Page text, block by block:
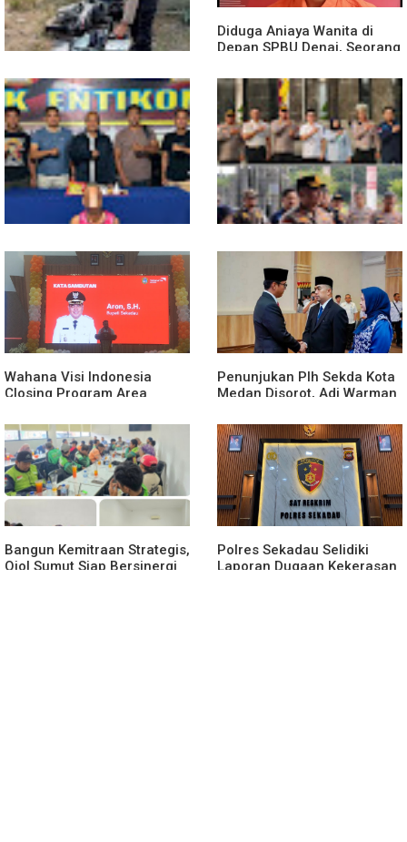
Truk Kontainer Oleng Tabrak
Vario, Warga Kapuas
Meninggal di Dusun Mak
Tampong
Diduga Aniaya Wanita di
Depan SPBU Denai, Seorang
Medan Area
Polsek Entikong Gagalkan
Peredaran Sabu 151,76
Gram di Perbatasan
Kunker Perdana ke
Entikong, Kapolres Sanggau:
Keamanan Perbatasan
Tanggung Jawab Bersama
Wahana Visi Indonesia
Closing Program Area
Penunjukan Plh Sekda Kota
Medan Disorot, Adi Warman
Komitmen terhadap Sistem
Merit
Bangun Kemitraan Strategis,
Ojol Sumut Siap Bersinergi
Polres Sekadau Selidiki
Laporan Dugaan Kekerasan